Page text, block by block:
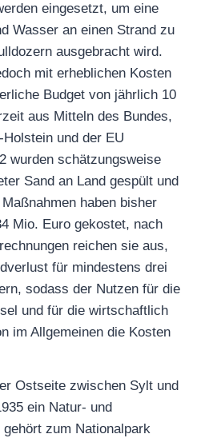
eingesetzt, um eine
Wasser an einen Strand zu
ausgebracht wird.
mit erheblichen Kosten
Budget von jährlich 10
aus Mitteln des Bundes,
und der EU
wurden schätzungsweise
Sand an Land gespült und
haben bisher
Mio. Euro gekostet, nach
reichen sie aus,
für mindestens drei
sodass der Nutzen für die
und für die wirtschaftlich
im Allgemeinen die Kosten
Ostseite zwischen Sylt und
ein Natur- und
zum Nationalpark